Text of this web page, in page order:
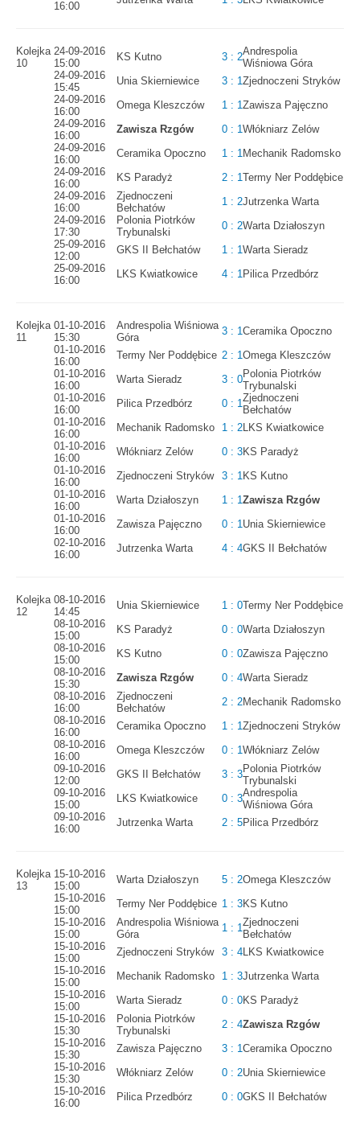
16:00
Kolejka
10
24-09-2016
15:00
KS Kutno 3 : 2Andrespolia
Wiśniowa Góra
24-09-2016
15:45
Unia Skierniewice 3 : 1Zjednoczeni Stryków
24-09-2016
16:00
Omega Kleszczów 1 : 1Zawisza Pajęczno
24-09-2016
16:00
Zawisza Rzgów 0 : 1Włókniarz Zelów
24-09-2016
16:00
Ceramika Opoczno 1 : 1Mechanik Radomsko
24-09-2016
16:00
KS Paradyż 2 : 1Termy Ner Poddębice
24-09-2016
16:00
Zjednoczeni
Bełchatów
1 : 2Jutrzenka Warta
24-09-2016
17:30
Polonia Piotrków
Trybunalski
0 : 2Warta Działoszyn
25-09-2016
12:00
GKS II Bełchatów 1 : 1Warta Sieradz
25-09-2016
16:00
LKS Kwiatkowice 4 : 1Pilica Przedbórz
Kolejka
11
01-10-2016
15:30
Andrespolia Wiśniowa
Góra
3 : 1Ceramika Opoczno
01-10-2016
16:00
Termy Ner Poddębice 2 : 1Omega Kleszczów
01-10-2016
16:00
Warta Sieradz 3 : 0Polonia Piotrków
Trybunalski
01-10-2016
16:00
Pilica Przedbórz 0 : 1Zjednoczeni
Bełchatów
01-10-2016
16:00
Mechanik Radomsko 1 : 2LKS Kwiatkowice
01-10-2016
16:00
Włókniarz Zelów 0 : 3KS Paradyż
01-10-2016
16:00
Zjednoczeni Stryków 3 : 1KS Kutno
01-10-2016
16:00
Warta Działoszyn 1 : 1Zawisza Rzgów
01-10-2016
16:00
Zawisza Pajęczno 0 : 1Unia Skierniewice
02-10-2016
16:00
Jutrzenka Warta 4 : 4GKS II Bełchatów
Kolejka
12
08-10-2016
14:45
Unia Skierniewice 1 : 0Termy Ner Poddębice
08-10-2016
15:00
KS Paradyż 0 : 0Warta Działoszyn
08-10-2016
15:00
KS Kutno 0 : 0Zawisza Pajęczno
08-10-2016
15:30
Zawisza Rzgów 0 : 4Warta Sieradz
08-10-2016
16:00
Zjednoczeni
Bełchatów
2 : 2Mechanik Radomsko
08-10-2016
16:00
Ceramika Opoczno 1 : 1Zjednoczeni Stryków
08-10-2016
16:00
Omega Kleszczów 0 : 1Włókniarz Zelów
09-10-2016
12:00
GKS II Bełchatów 3 : 3Polonia Piotrków
Trybunalski
09-10-2016
15:00
LKS Kwiatkowice 0 : 3Andrespolia
Wiśniowa Góra
09-10-2016
16:00
Jutrzenka Warta 2 : 5Pilica Przedbórz
Kolejka
13
15-10-2016
15:00
Warta Działoszyn 5 : 2Omega Kleszczów
15-10-2016
15:00
Termy Ner Poddębice 1 : 3KS Kutno
15-10-2016
15:00
Andrespolia Wiśniowa
Góra
1 : 1Zjednoczeni
Bełchatów
15-10-2016
15:00
Zjednoczeni Stryków 3 : 4LKS Kwiatkowice
15-10-2016
15:00
Mechanik Radomsko 1 : 3Jutrzenka Warta
15-10-2016
15:00
Warta Sieradz 0 : 0KS Paradyż
15-10-2016
15:30
Polonia Piotrków
Trybunalski
2 : 4Zawisza Rzgów
15-10-2016
15:30
Zawisza Pajęczno 3 : 1Ceramika Opoczno
15-10-2016
15:30
Włókniarz Zelów 0 : 2Unia Skierniewice
15-10-2016
16:00
Pilica Przedbórz 0 : 0GKS II Bełchatów